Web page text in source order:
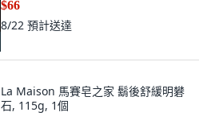
$66
8/22 預計送達
La Maison 馬賽皂之家 鬍後舒緩明礬
石, 115g, 1個